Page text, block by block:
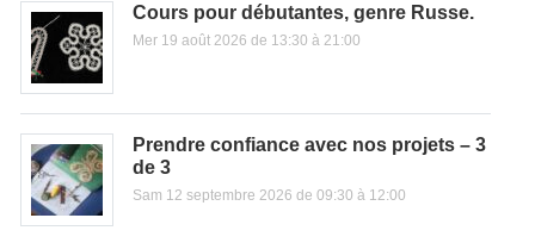
Cours pour débutantes, genre Russe.
Mer 19 août 2026 de 13:30 à 21:00
Prendre confiance avec nos projets – 3
de 3
Sam 12 septembre 2026 de 09:30 à 12:00